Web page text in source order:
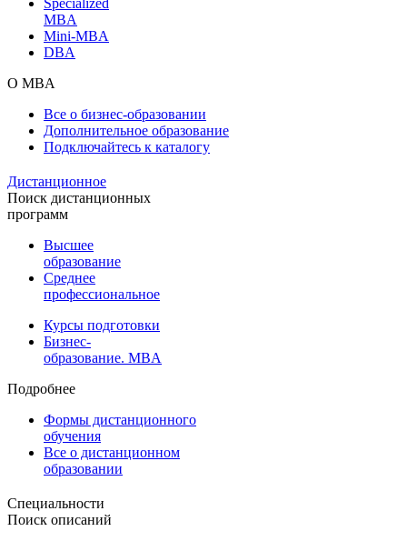
MBA
Mini-MBA
DBA
О MBA
Все о бизнес-образовании
Дополнительное образование
Подключайтесь к каталогу
Дистанционное
Поиск дистанционных
программ
Высшее
образование
Среднее
профессиональное
Курсы подготовки
Бизнес-
образование. MBA
Подробнее
Формы дистанционного
обучения
Все о дистанционном
образовании
Специальности
Поиск описаний